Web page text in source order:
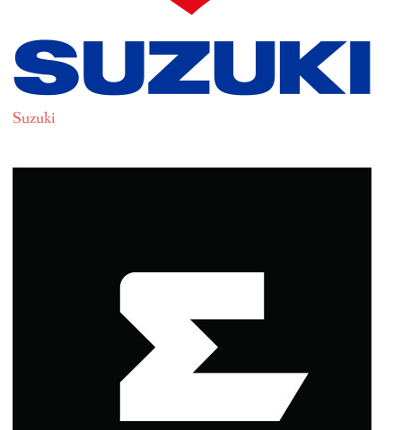
Suzuki